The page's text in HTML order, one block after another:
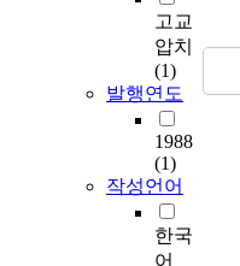
고교
압치
(1)
발행연도
1988
(1)
작성언어
한국
어